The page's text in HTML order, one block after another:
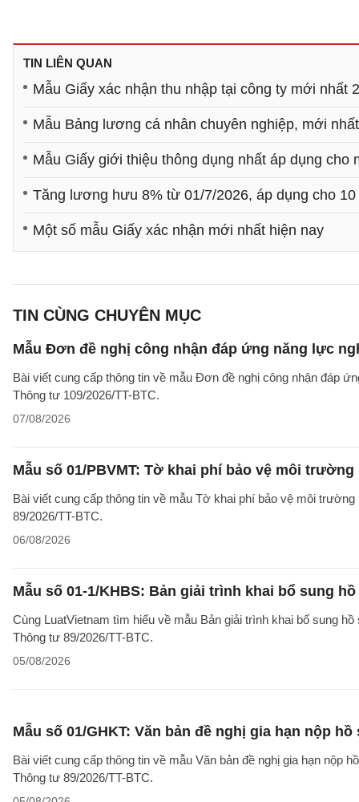
TIN LIÊN QUAN
Mẫu Giấy xác nhận thu nhập tại công ty mới nhất
Mẫu Bảng lương cá nhân chuyên nghiệp, mới
Mẫu Giấy giới thiệu thông dụng nhất áp dụng cho
Tăng lương hưu 8% từ 01/7/2026, áp dụng cho
Một số mẫu Giấy xác nhận mới nhất hiện nay
TIN CÙNG CHUYÊN MỤC
Mẫu Đơn đề nghị công nhận đáp ứng năng lực
Bài viết cung cấp thông tin về mẫu Đơn đề nghị công nhận đáp
Thông tư 109/2026/TT-BTC.
07/08/2026
Mẫu số 01/PBVMT: Tờ khai phí bảo vệ môi trường
Bài viết cung cấp thông tin về mẫu Tờ khai phí bảo vệ môi
89/2026/TT-BTC.
06/08/2026
Mẫu số 01-1/KHBS: Bản giải trình khai bổ sung
Cùng LuatVietnam tìm hiểu về mẫu Bản giải trình khai bổ sung
Thông tư 89/2026/TT-BTC.
05/08/2026
Mẫu số 01/GHKT: Văn bản đề nghị gia hạn nộp
Bài viết cung cấp thông tin về mẫu Văn bản đề nghị gia hạn nộp
Thông tư 89/2026/TT-BTC.